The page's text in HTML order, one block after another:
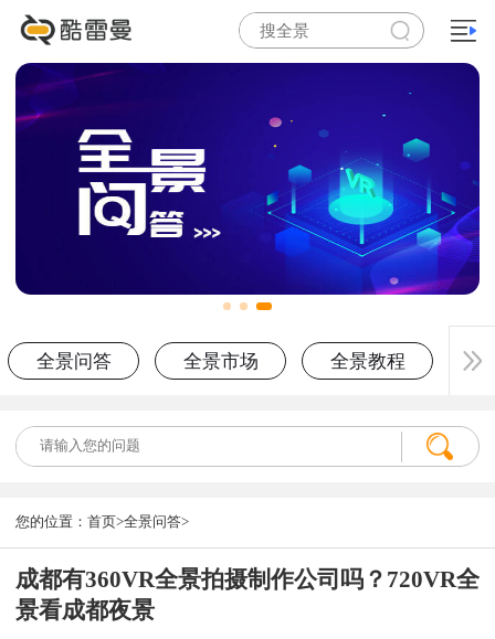
全景问答 全景市场 全景教程
您的位置： 首页>全景问答>
成都有360VR全景拍摄制作公司吗？720VR全
景看成都夜景